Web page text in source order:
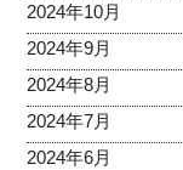
2024年10月
2024年9月
2024年8月
2024年7月
2024年6月